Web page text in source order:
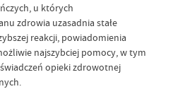
u których
zdrowia uzasadnia stałe
reakcji, powiadomienia
najszybciej pomocy, w tym
opieki zdrowotnej